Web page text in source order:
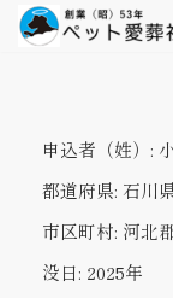
申込者（姓）:
都道府県: 石川
市区町村: 河北
没日: 2025年